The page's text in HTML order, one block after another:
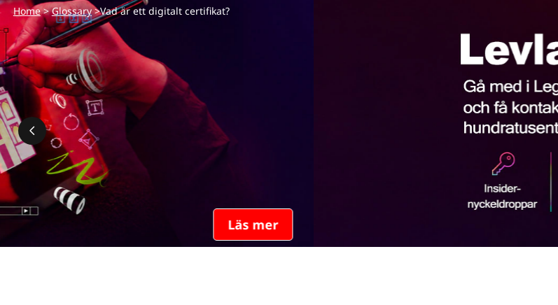
t
t
d
i
g
i
t
d
r
e
t
i
l
l
h
u
v
u
d
i
n
Home>Glossary>Vad är ett digitalt certifikat?